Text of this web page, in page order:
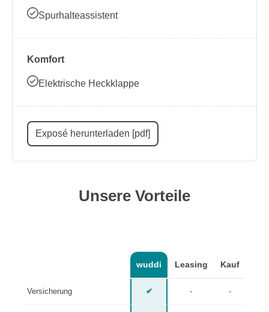
Spurhalteassistent
Komfort
Elektrische Heckklappe
Exposé herunterladen [pdf]
Unsere Vorteile
wuddi Leasing Kauf
Versicherung ✔ - -